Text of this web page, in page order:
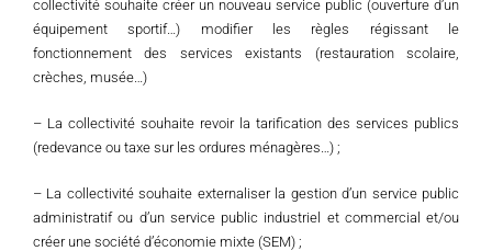
collectivité souhaite créer un nouveau service public (ouverture d’un
équipement sportif…) modifier les règles régissant le
fonctionnement des services existants (restauration scolaire,
crèches, musée…)
– La collectivité souhaite revoir la tarification des services publics
(redevance ou taxe sur les ordures ménagères…) ;
– La collectivité souhaite externaliser la gestion d’un service public
administratif ou d’un service public industriel et commercial et/ou
créer une société d’économie mixte (SEM) ;